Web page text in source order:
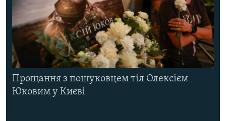
Прощання з пошуковцем тіл Олексієм
Юковим у Києві